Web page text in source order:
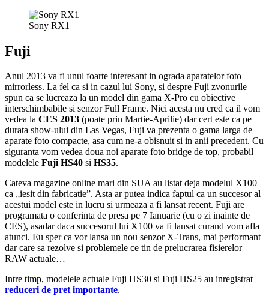
Sony RX1
Fuji
Anul 2013 va fi unul foarte interesant in ograda aparatelor foto
mirrorless. La fel ca si in cazul lui Sony, si despre Fuji zvonurile
spun ca se lucreaza la un model din gama X-Pro cu obiective
interschimbabile si senzor Full Frame. Nici acesta nu cred ca il vom
vedea la CES 2013 (poate prin Martie-Aprilie) dar cert este ca pe
durata show-ului din Las Vegas, Fuji va prezenta o gama larga de
aparate foto compacte, asa cum ne-a obisnuit si in anii precedent. Cu
siguranta vom vedea doua noi aparate foto bridge de top, probabil
modelele Fuji HS40 si HS35.
Cateva magazine online mari din SUA au listat deja modelul X100
ca „iesit din fabricatie”. Asta ar putea indica faptul ca un succesor al
acestui model este in lucru si urmeaza a fi lansat recent. Fuji are
programata o conferinta de presa pe 7 Ianuarie (cu o zi inainte de
CES), asadar daca succesorul lui X100 va fi lansat curand vom afla
atunci. Eu sper ca vor lansa un nou senzor X-Trans, mai performant
dar care sa rezolve si problemele ce tin de prelucrarea fisierelor
RAW actuale…
Intre timp, modelele actuale Fuji HS30 si Fuji HS25 au inregistrat
reduceri de pret importante.